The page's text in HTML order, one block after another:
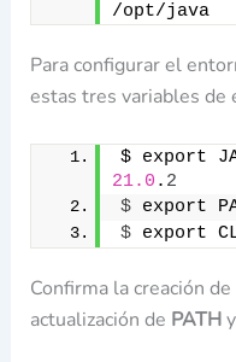
/opt/java
Para configurar el
estas tres variables
$ export
21.0 . 2
$ export
$ export
Confirma la creación
actualización de PATHy